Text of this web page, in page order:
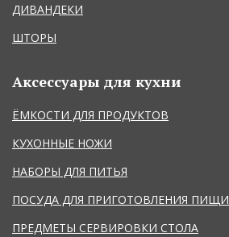
ДИВАНДЕКИ
ШТОРЫ
Аксессуары для кухни
ЁМКОСТИ ДЛЯ ПРОДУКТОВ
КУХОННЫЕ НОЖИ
НАБОРЫ ДЛЯ ПИТЬЯ
ПОСУДА ДЛЯ ПРИГОТОВЛЕНИЯ ПИЩИ
ПРЕДМЕТЫ СЕРВИРОВКИ СТОЛА